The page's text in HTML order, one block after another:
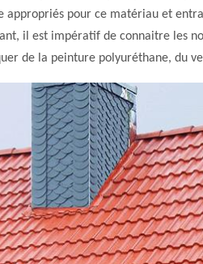
appropriés pour ce matériau et
il est impératif de connaitre les
de la peinture polyuréthane, du